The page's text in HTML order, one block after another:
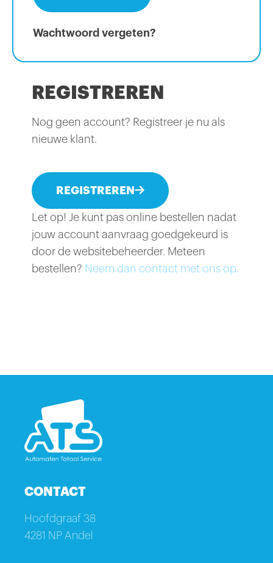
Wachtwoord vergeten?
REGISTREREN
Nog geen account? Registreer je nu als
nieuwe klant.
REGISTREREN
Let op! Je kunt pas online bestellen nadat
jouw account aanvraag goedgekeurd is
door de websitebeheerder. Meteen
bestellen? Neem dan contact met ons op.
CONTACT
Hoofdgraaf 38
4281 NP Andel